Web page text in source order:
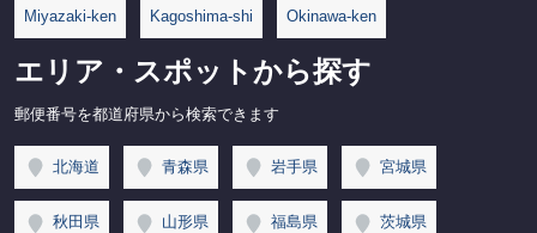
Miyazaki-ken Kagoshima-shi Okinawa-ken
エリア・スポットから探す
郵便番号を都道府県から検索できます
北海道 青森県 岩手県 宮城県
秋田県 山形県 福島県 茨城県